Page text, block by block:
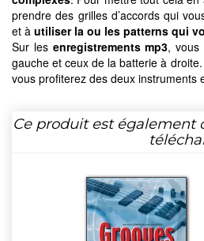
prendre des grilles d’accords qui
et à utiliser la ou les patterns qui
Sur les enregistrements mp3, vous
gauche et ceux de la batterie à
vous profiterez des deux instruments
Ce produit est également